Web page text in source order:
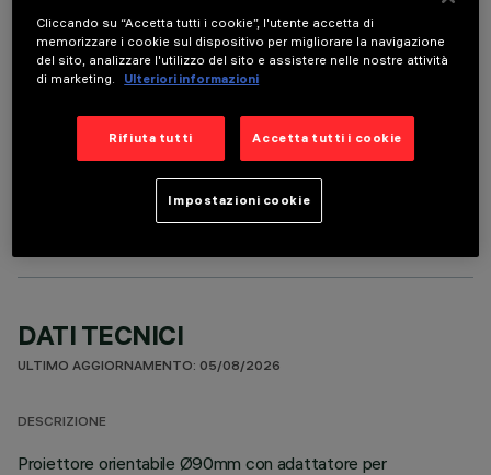
PROFILO
COMPONENTI OPZIONALI
DATI TECNICI
ULTIMO AGGIORNAMENTO: 05/08/2026
DESCRIZIONE
Proiettore orientabile Ø90mm con adattatore per
Cliccando su “Accetta tutti i cookie”, l'utente accetta di
memorizzare i cookie sul dispositivo per migliorare la navigazione
del sito, analizzare l'utilizzo del sito e assistere nelle nostre attività
di marketing.
Ulteriori informazioni
Rifiuta tutti Accetta tutti i cookie
Impostazioni cookie